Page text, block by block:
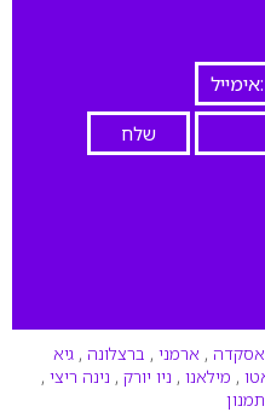
אסקדה , ארמני , ברצלונה , גיא
, מילאנו , ניו יורק , נינה ריצי ,
תמנון